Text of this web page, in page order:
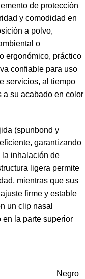
de protección
y comodidad en
a polvo,
o
ergonómico, práctico
confiable para uso
servicios, al tiempo
a su acabado en color
(spunbond y
garantizando
la inhalación de
ligera permite
mientras que sus
firme y estable
un clip nasal
la parte superior
Negro